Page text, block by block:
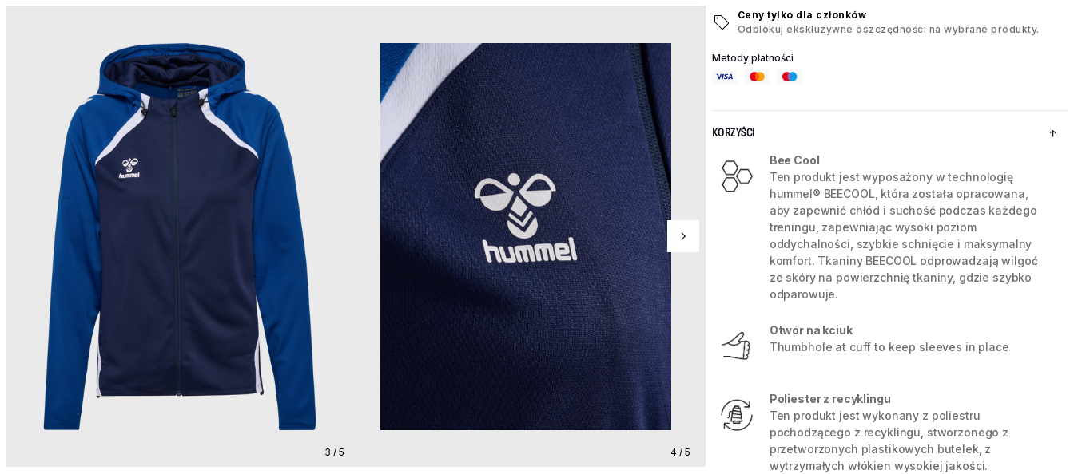
3 / 5 4 / 5
Ceny tylko dla członków
Odblokuj ekskluzywne oszczędności na wybrane produkty.
Metody płatności
KORZYŚCI
Bee Cool
Ten produkt jest wyposażony w technologię
hummel® BEECOOL, która została opracowana,
aby zapewnić chłód i suchość podczas każdego
treningu, zapewniając wysoki poziom
oddychalności, szybkie schnięcie i maksymalny
komfort. Tkaniny BEECOOL odprowadzają wilgoć
ze skóry na powierzchnię tkaniny, gdzie szybko
odparowuje.
Otwór na kciuk
Thumbhole at cuff to keep sleeves in place
Poliester z recyklingu
Ten produkt jest wykonany z poliestru
pochodzącego z recyklingu, stworzonego z
przetworzonych plastikowych butelek, z
wytrzymałych włókien wysokiej jakości.